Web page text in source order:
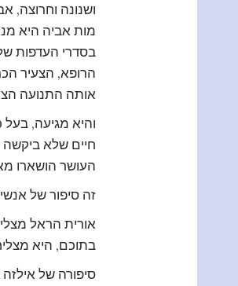
ושנונה וחרוצה,
מות אביה היא
בסדרי העדפות
הרופא, הצעיר
אותה התנועה
והיא מגיעה,
חיים שלא
העושר הושארו
זה סיפור של
אורית הראל
בתוכם, היא
סיפורה של